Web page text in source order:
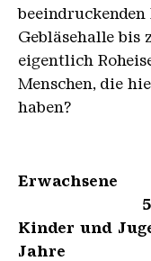
Gebläsehalle bis
eigentlich
Menschen, die
haben?
5
Kinder und
Jahre